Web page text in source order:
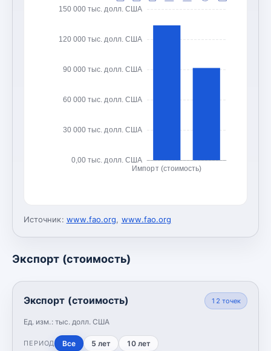
0,00 тыс. долл. США
30 000 тыс. долл. США
60 000 тыс. долл. США
90 000 тыс. долл. США
120 000 тыс. долл. США
150 000 тыс. долл. США
Импорт (стоимость)
Источник: www.fao.org, www.fao.org
Экспорт (стоимость)
Экспорт (стоимость)
Ед. изм.: тыс. долл. США
12 точек
ПЕРИОД Все 5 лет 10 лет